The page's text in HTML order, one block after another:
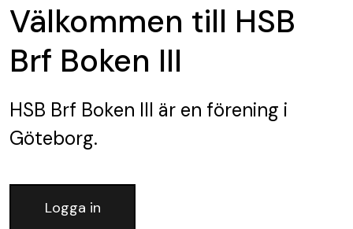
Välkommen till HSB
Brf Boken III
HSB Brf Boken III är en förening i
Göteborg.
Logga in